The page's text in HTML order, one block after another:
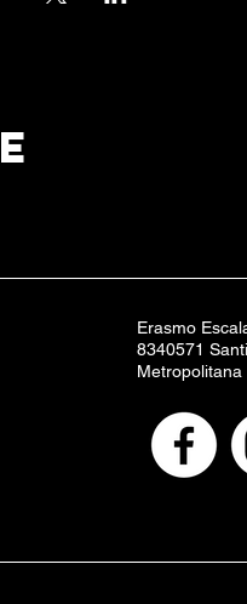
Erasmo
8340571
Metropolitana